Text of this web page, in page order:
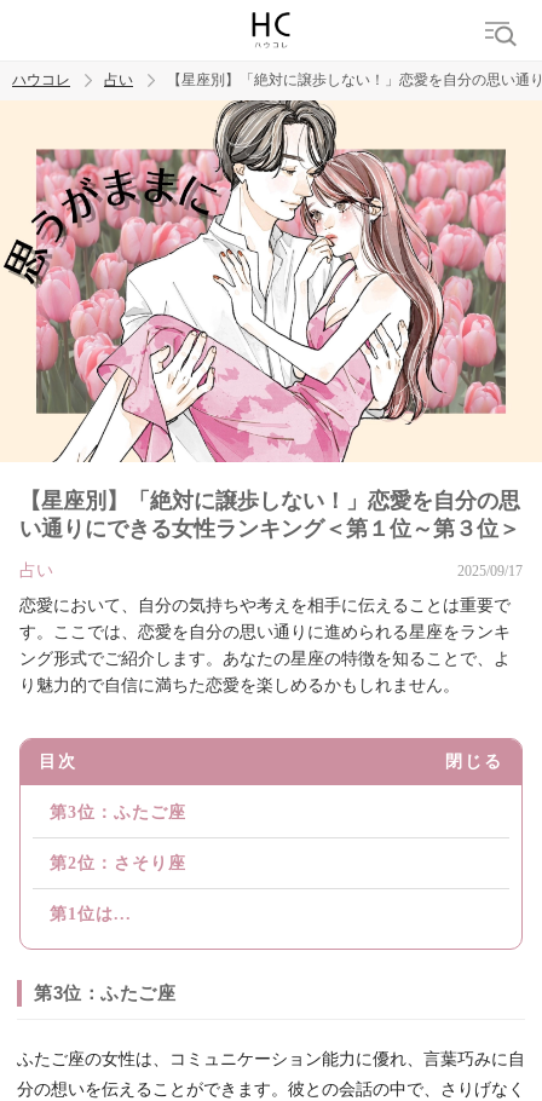
トレンド ワード
ハウコレ 占い 【星座別】「絶対に譲歩しない！」恋愛を自分の思い
【星座別】「絶対に譲歩しない！」恋愛を自分の思
い通りにできる女性ランキング＜第１位～第３位＞
占い 2025/09/17
恋愛において、自分の気持ちや考えを相手に伝えることは重要で
す。ここでは、恋愛を自分の思い通りに進められる星座をランキ
ング形式でご紹介します。あなたの星座の特徴を知ることで、よ
り魅力的で自信に満ちた恋愛を楽しめるかもしれません。
目次 閉じる
第3位：ふたご座
第2位：さそり座
第1位は...
第3位：ふたご座
ふたご座の女性は、コミュニケーション能力に優れ、言葉巧みに自
分の想いを伝えることができます。彼との会話の中で、さりげなく